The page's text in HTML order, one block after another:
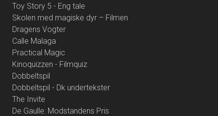
Toy Story 5 - Eng tale
Skolen med magiske dyr – Filmen
Dragens Vogter
Calle Malaga
Practical Magic
Kinoquizzen - Filmquiz
Dobbeltspil
Dobbeltspil - Dk undertekster
The Invite
De Gaulle: Modstandens Pris